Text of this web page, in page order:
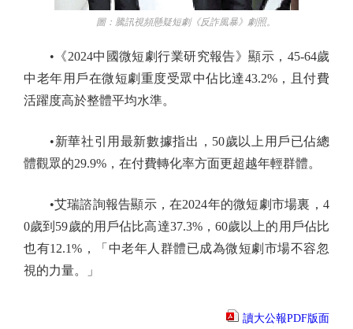
圖：騰訊視頻懸疑短劇《反詐風暴》劇照。
•《2024中國微短劇行業研究報告》顯示，45-64歲
中老年用戶在微短劇重度受眾中佔比達43.2%，且付費
活躍度高於整體平均水準。
•新華社引用最新數據指出，50歲以上用戶已佔總
體觀眾的29.9%，在付費轉化率方面更超越年輕群體。
•艾瑞諮詢報告顯示，在2024年的微短劇市場裏，4
0歲到59歲的用戶佔比高達37.3%，60歲以上的用戶佔比
也有12.1%，「中老年人群體已成為微短劇市場不容忽
視的力量。」
讀大公報PDF版面